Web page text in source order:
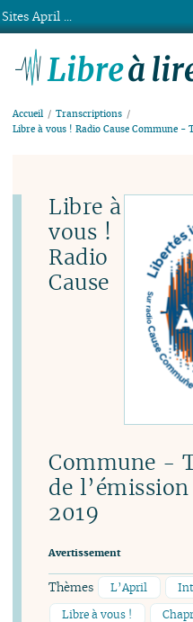
Accueil
Transcriptions
Libre à vous ! Radio Cause Commune
Libre à
vous !
Radio
Cause
Commune -
de
2019
Avertissement
Thèmes L’April
Libre à vous !
Sites April ...